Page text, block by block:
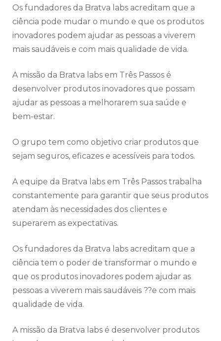
Os fundadores da Bratva labs acreditam que a
ciência pode mudar o mundo e que os produtos
inovadores podem ajudar as pessoas a viverem
mais saudáveis e com mais qualidade de vida.
A missão da Bratva labs em Três Passos é
desenvolver produtos inovadores que possam
ajudar as pessoas a melhorarem sua saúde e
bem-estar.
O grupo tem como objetivo criar produtos que
sejam seguros, eficazes e acessíveis para todos.
A equipe da Bratva labs em Três Passos trabalha
constantemente para garantir que seus produtos
atendam às necessidades dos clientes e
superarem as expectativas.
Os fundadores da Bratva labs acreditam que a
ciência tem o poder de transformar o mundo e
que os produtos inovadores podem ajudar as
pessoas a viverem mais saudáveis ??e com mais
qualidade de vida.
A missão da Bratva labs é desenvolver produtos